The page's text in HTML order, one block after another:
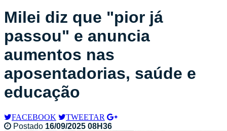
Milei diz que "pior já
passou" e anuncia
aumentos nas
aposentadorias, saúde e
educação
FACEBOOK
TWEETAR
Postado 16/09/2025 08H36